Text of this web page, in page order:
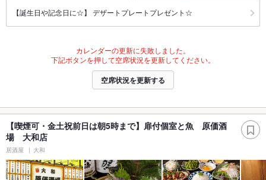
【誕生日や記念日に☆】 デザートプレートプレゼント☆
カレンダーの更新に失敗しました。
下記ボタンを押して空席状況を更新してください。
空席状況を更新する
【喫煙可・金土祝前日は朝5時まで】扉付個室と魚 原価酒
場 大和店
居酒屋 大和